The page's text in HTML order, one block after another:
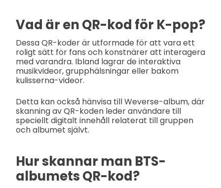
Vad är en QR-kod för K-pop?
Dessa QR-koder är utformade för att vara ett
roligt sätt för fans och konstnärer att interagera
med varandra. Ibland lagrar de interaktiva
musikvideor, grupphälsningar eller bakom
kulisserna-videor.
Detta kan också hänvisa till Weverse-album, där
skanning av QR-koden leder användare till
speciellt digitalt innehåll relaterat till gruppen
och albumet självt.
Hur skannar man BTS-
albumets QR-kod?